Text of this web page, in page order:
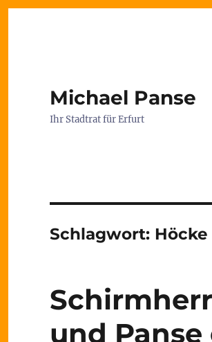
Michael Panse
Ihr Stadtrat für Erfurt
Schlagwort: Höcke
und